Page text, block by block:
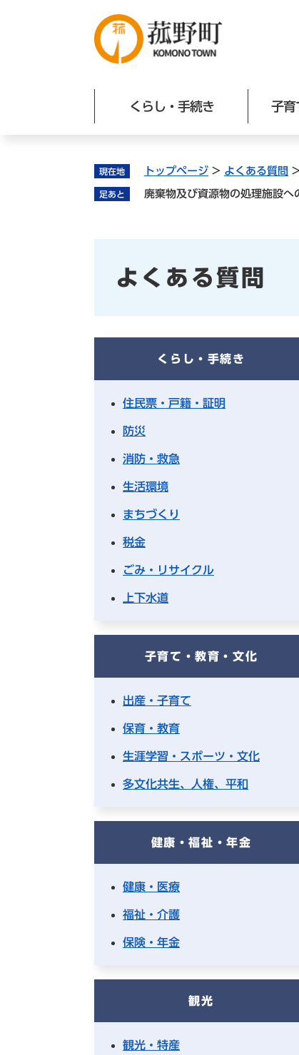
くらし・手続き 子育
現在地 トップページ > よくある質問
足あと 廃棄物及び資源物の処理施設へ
よくある質問
くらし・手続き
住民票・戸籍・証明
防災
消防・救急
生活環境
まちづくり
税金
ごみ・リサイクル
上下水道
子育て・教育・文化
出産・子育て
保育・教育
生涯学習・スポーツ・文化
多文化共生、人権、平和
健康・福祉・年金
健康・医療
福祉・介護
保険・年金
観光
観光・特産